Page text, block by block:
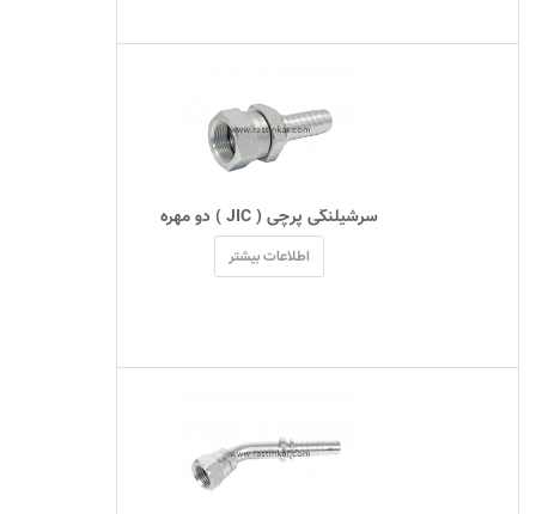
سرشیلنگی پرچی ( JIC ) دو مهره
اطلاعات بیشتر